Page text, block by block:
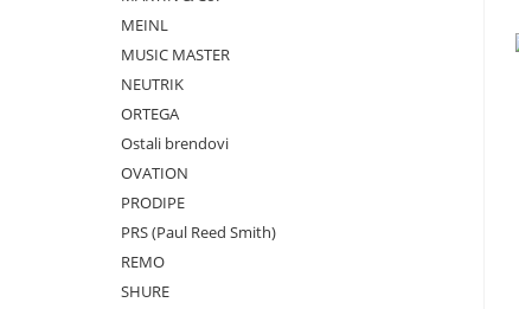
MEINL
MUSIC MASTER
NEUTRIK
ORTEGA
Ostali brendovi
OVATION
PRODIPE
PRS (Paul Reed Smith)
REMO
SHURE